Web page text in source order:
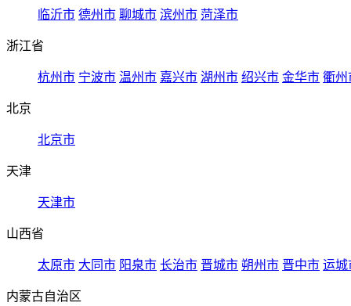
临沂市 德州市 聊城市 滨州市 菏泽市
浙江省
杭州市 宁波市 温州市 嘉兴市 湖州市 绍兴市 金华市 衢州
北京
北京市
天津
天津市
山西省
太原市 大同市 阳泉市 长治市 晋城市 朔州市 晋中市 运城
内蒙古自治区